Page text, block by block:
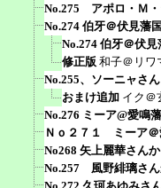
No.275 アポロ・Ｍ
No.274 伯牙＠伏見藩
No.274 伯牙＠伏
修正版 和子＠リワ
No.255、ソーニャさ
おまけ追加 イク＠
No.276 ミーア@愛鳴
Ｎｏ２７１ ミーア＠
No268 矢上麗華さん
No.257 風野緋璃さん